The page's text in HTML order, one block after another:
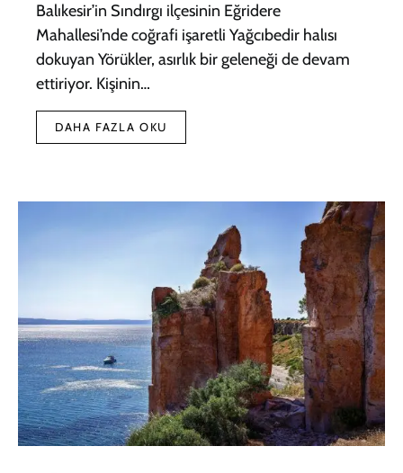
Balıkesir’in Sındırgı ilçesinin Eğridere
Mahallesi’nde coğrafi işaretli Yağcıbedir halısı
dokuyan Yörükler, asırlık bir geleneği de devam
ettiriyor. Kişinin…
DAHA FAZLA OKU